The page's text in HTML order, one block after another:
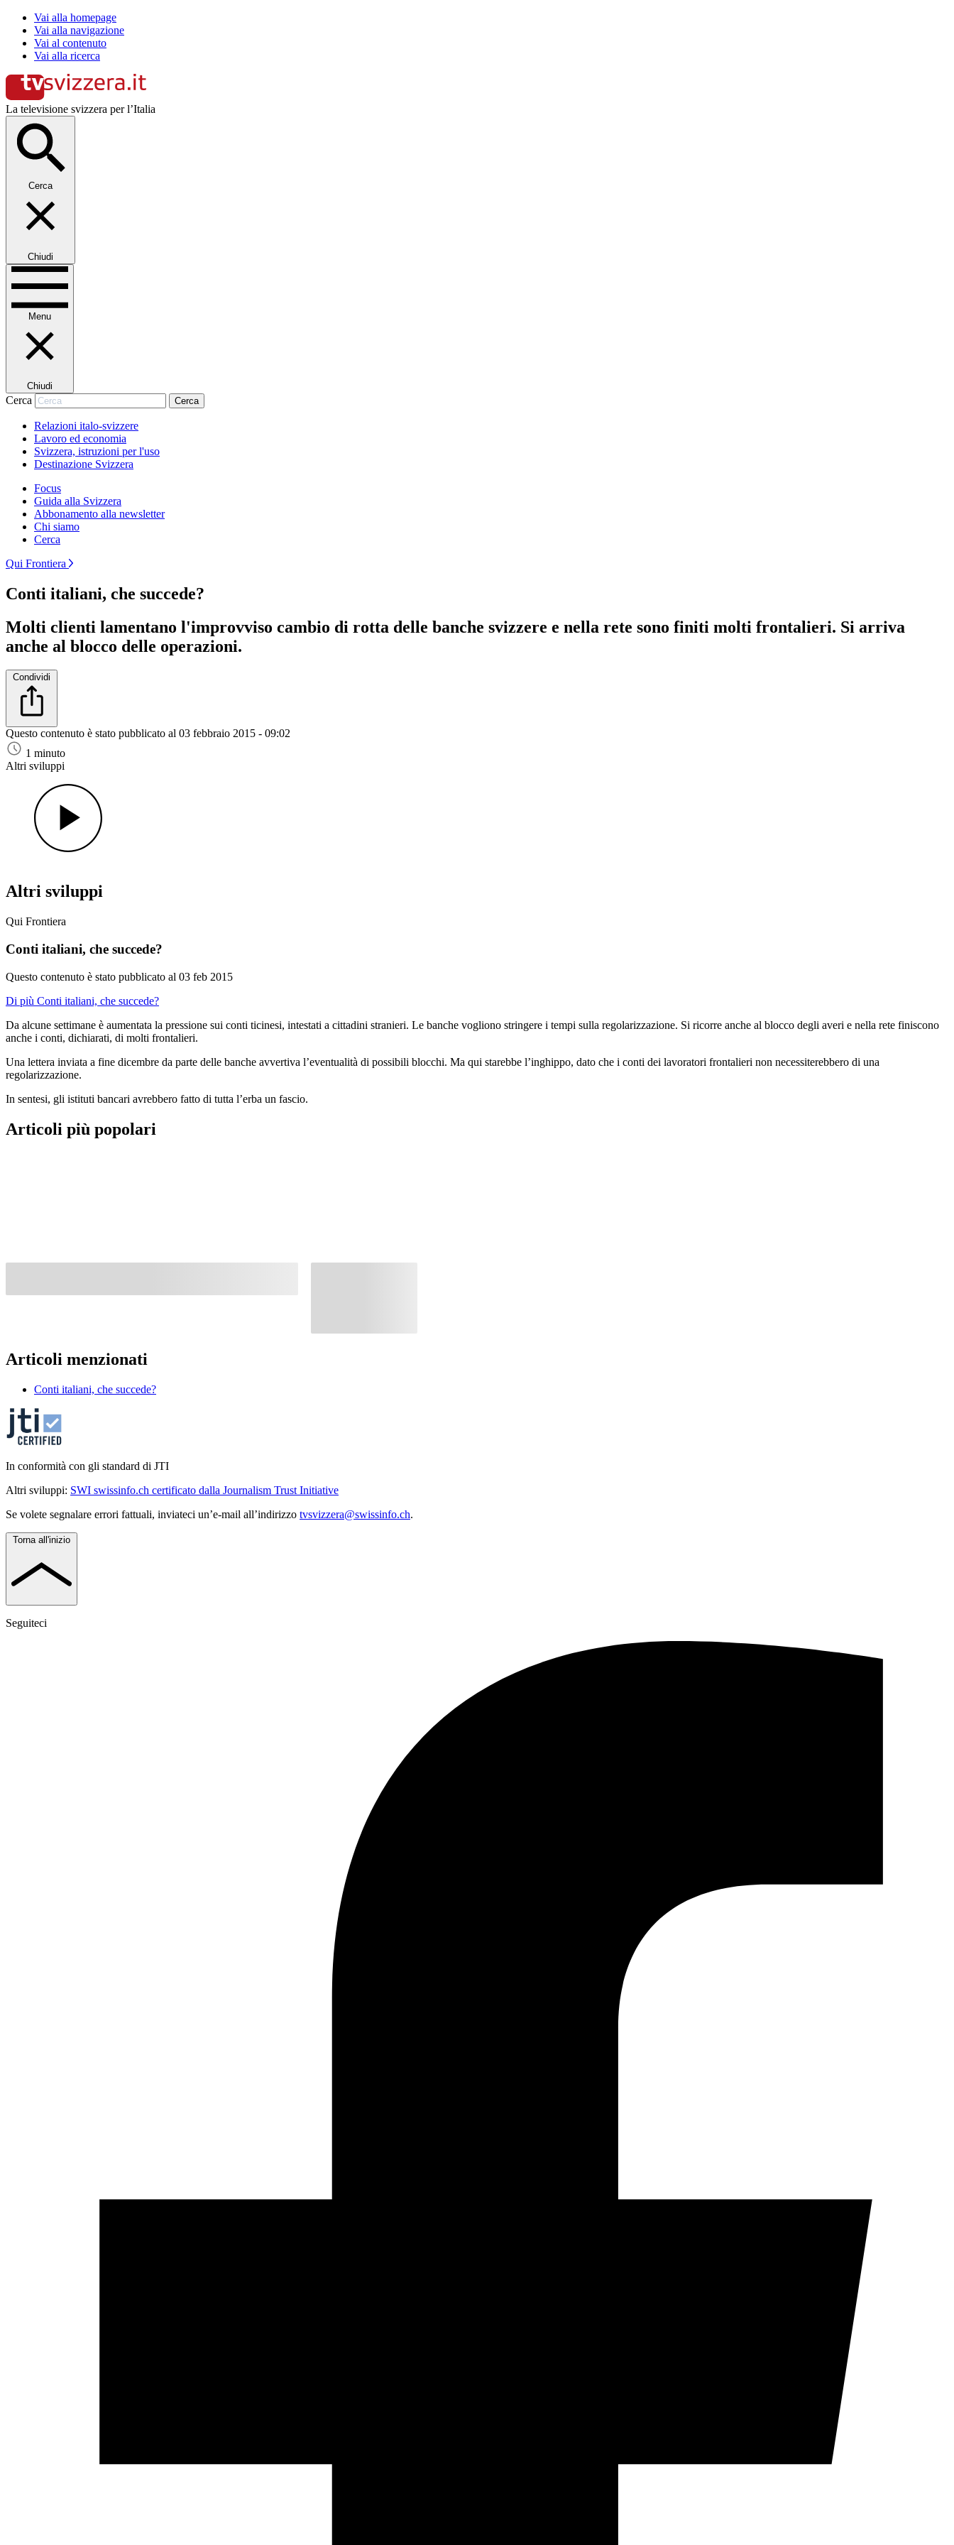
Vai alla homepage
Vai alla navigazione
Vai al contenuto
Vai alla ricerca
La televisione svizzera per l’Italia
Cerca
Chiudi
Menu
Chiudi
Cerca Cerca
Relazioni italo-svizzere
Lavoro ed economia
Svizzera, istruzioni per l'uso
Destinazione Svizzera
Focus
Guida alla Svizzera
Abbonamento alla newsletter
Chi siamo
Cerca
Qui Frontiera
Conti italiani, che succede?
Molti clienti lamentano l'improvviso cambio di rotta delle banche svizzere e nella rete sono finiti molti frontalieri. Si arriva
anche al blocco delle operazioni.
Condividi
Questo contenuto è stato pubblicato al 03 febbraio 2015 - 09:02
1 minuto
Altri sviluppi
Altri sviluppi
Qui Frontiera
Conti italiani, che succede?
Questo contenuto è stato pubblicato al 03 feb 2015
Di più Conti italiani, che succede?
Da alcune settimane è aumentata la pressione sui conti ticinesi, intestati a cittadini stranieri. Le banche vogliono stringere i tempi sulla regolarizzazione. Si ricorre anche al blocco degli averi e nella rete finiscono
anche i conti, dichiarati, di molti frontalieri.
Una lettera inviata a fine dicembre da parte delle banche avvertiva l’eventualità di possibili blocchi. Ma qui starebbe l’inghippo, dato che i conti dei lavoratori frontalieri non necessiterebbero di una
regolarizzazione.
In sentesi, gli istituti bancari avrebbero fatto di tutta l’erba un fascio.
Articoli più popolari
Articoli menzionati
Conti italiani, che succede?
In conformità con gli standard di JTI
Altri sviluppi: SWI swissinfo.ch certificato dalla Journalism Trust Initiative
Se volete segnalare errori fattuali, inviateci un’e-mail all’indirizzo tvsvizzera@swissinfo.ch.
Torna all'inizio
Seguiteci